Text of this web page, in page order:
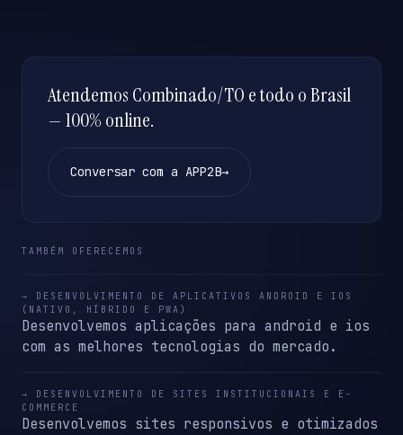
Atendemos Combinado/TO e todo o Brasil
— 100% online.
Conversar com a APP2B→
TAMBÉM OFERECEMOS
→ DESENVOLVIMENTO DE APLICATIVOS ANDROID E IOS
(NATIVO, HÍBRIDO E PWA)
Desenvolvemos aplicações para android e ios
com as melhores tecnologias do mercado.
→ DESENVOLVIMENTO DE SITES INSTITUCIONAIS E E-
COMMERCE
Desenvolvemos sites responsivos e otimizados